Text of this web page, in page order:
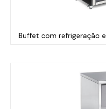
Buffet com refrigeração